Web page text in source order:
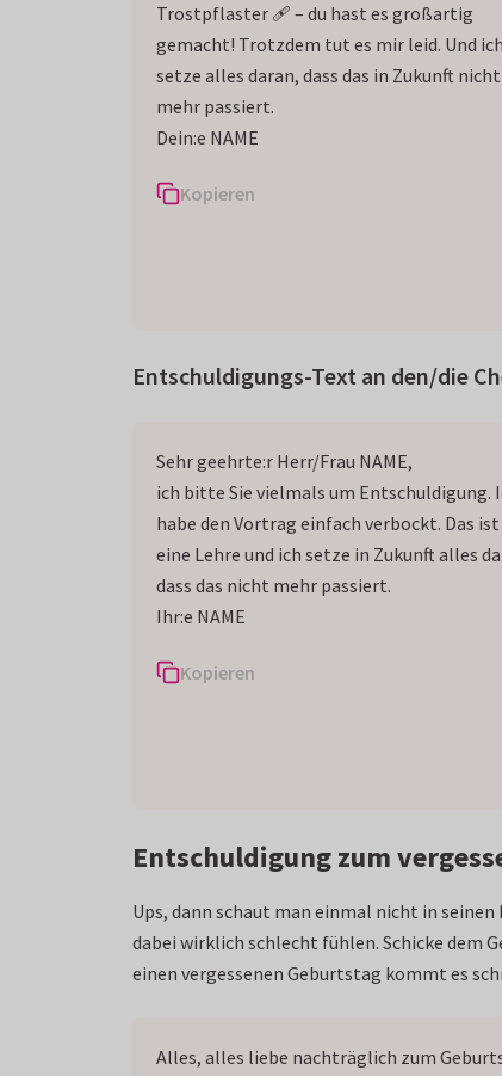
Trostpflaster 🩹 – du hast es großartig
gemacht! Trotzdem tut es mir leid. Und ich
setze alles daran, dass das in Zukunft nicht
mehr passiert.
Dein:e NAME
Kopieren
Entschuldigungs-Text an den/die
Sehr geehrte:r Herr/Frau NAME,
ich bitte Sie vielmals um Entschuldigung.
habe den Vortrag einfach verbockt. Das
eine Lehre und ich setze in Zukunft alles
dass das nicht mehr passiert.
Ihr:e NAME
Kopieren
Entschuldigung zum
Ups, dann schaut man einmal nicht in
dabei wirklich schlecht fühlen. Schicke dem
einen vergessenen Geburtstag kommt es
Alles, alles liebe nachträglich zum